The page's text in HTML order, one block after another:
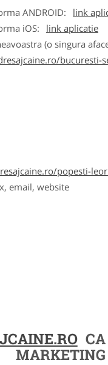
ANDROID:
link
iOS:
link aplicatie
(o singura
bucuresti-
popesti-
email, website
MARKETING